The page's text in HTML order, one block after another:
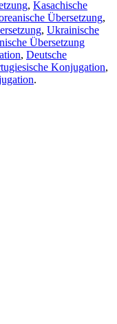
, Kasachische
Übersetzung,
, Ukrainische
Übersetzung
, Deutsche
Konjugation,
.